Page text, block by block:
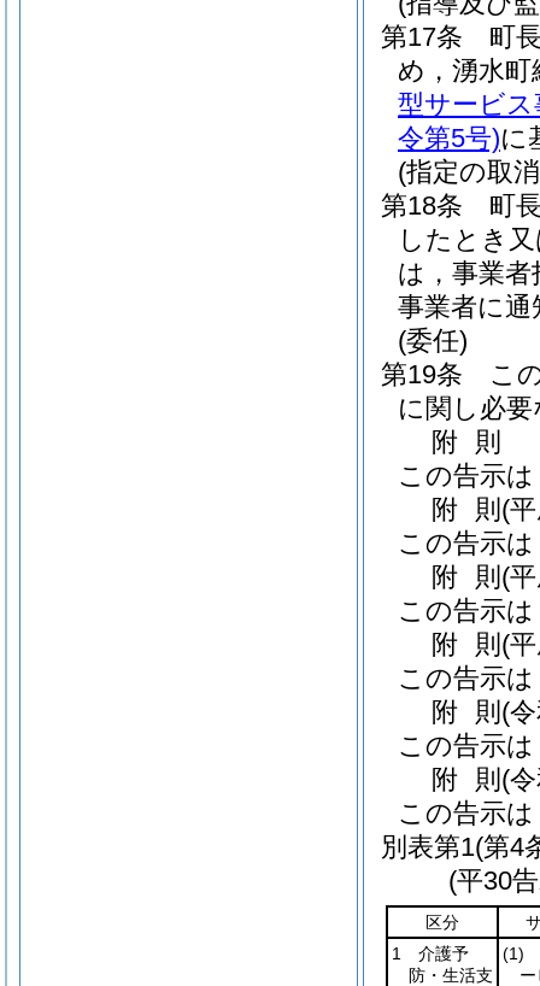
第17条
町
め，湧水
型サービス
令第5号)に
(指定の取
第18条
町
したとき
は，事業者
事業者に
(委任)
第19条
こ
に関し必
附 則
この告示
附 則 (
この告示
附 則 (
この告示
附 則 (
この告示
附 則 (
この告示
附 則 (
この告示
別表第1(第4
(平30
区分
1 介護予
防・生活支
(1)